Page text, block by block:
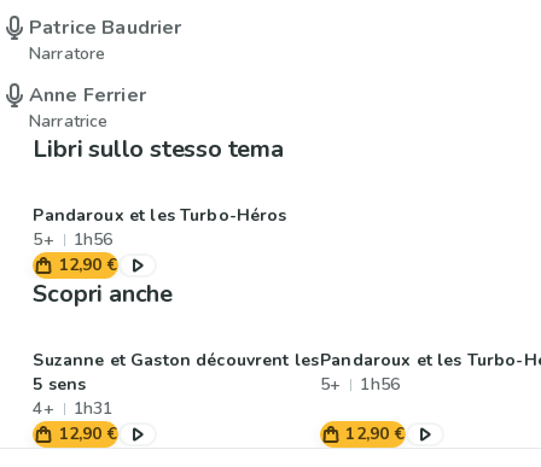
Patrice Baudrier
Narratore
Anne Ferrier
Narratrice
Libri sullo stesso tema
Pandaroux et les Turbo-Héros
5+
1h56
12,90 €
Scopri anche
Suzanne et Gaston découvrent les
5 sens
4+
1h31
12,90 €
Pandaroux et les Turbo-
5+
1h56
12,90 €